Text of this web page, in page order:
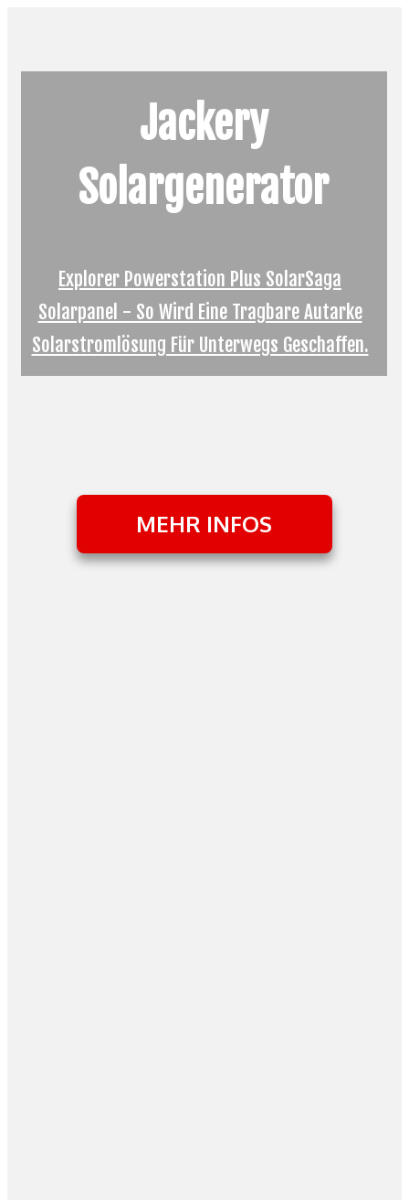
Jackery
Solargenerator
Explorer Powerstation Plus SolarSaga
Solarpanel - So Wird Eine Tragbare Autarke
Solarstromlösung Für Unterwegs Geschaffen.
MEHR INFOS